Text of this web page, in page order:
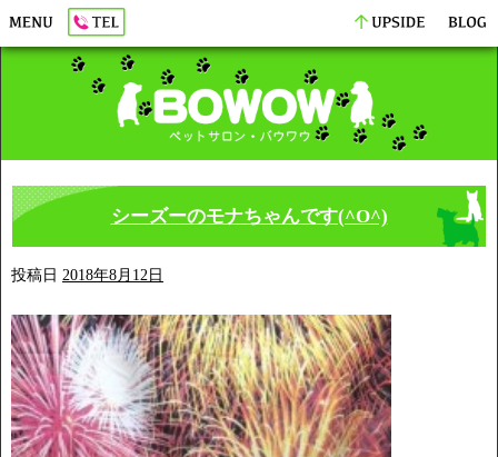
シーズーのモナちゃんです(^O^)
投稿日 2018年8月12日